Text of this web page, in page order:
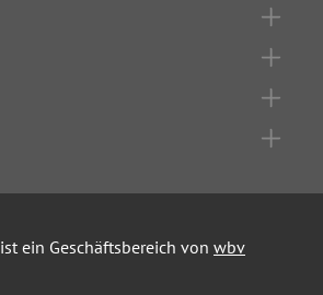
ist ein Geschäftsbereich von wbv